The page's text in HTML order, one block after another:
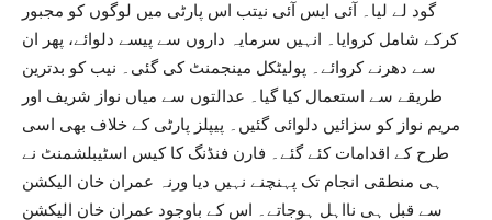
گود لے لیا۔ آئی ایس آئی نیتب اس پارٹی میں لوگوں کو مجبور
کرکے شامل کروایا۔ انہیں سرمایہ داروں سے پیسے دلوائے، پھر ان
سے دھرنے کروائے۔ پولیٹکل مینجمنٹ کی گئی۔ نیب کو بدترین
طریقے سے استعمال کیا گیا۔ عدالتوں سے میاں نواز شریف اور
مریم نواز کو سزائیں دلوائی گئیں۔ پیپلز پارٹی کے خلاف بھی اسی
طرح کے اقدامات کئے گئے۔ فارن فنڈنگ کا کیس اسٹیبلشمنٹ نے
ہی منطقی انجام تک پہنچنے نہیں دیا ورنہ عمران خان الیکشن
سے قبل ہی نااہل ہوجاتے۔ اس کے باوجود عمران خان الیکشن